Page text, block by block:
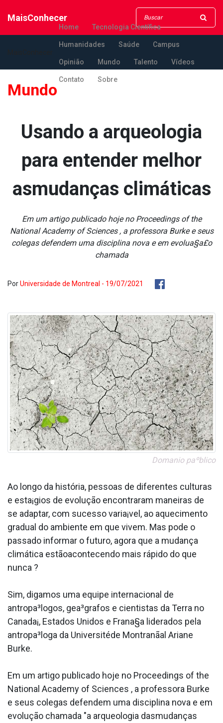
MaisConhecer
Home Tecnologia Científica
Humanidades Saúde Campus
Opinião Mundo Talento Vídeos
Contato Sobre
Mundo
Usando a arqueologia
para entender melhor
asmudanças climáticas
Em um artigo publicado hoje no Proceedings of the
National Academy of Sciences , a professora Burke e seus
colegas defendem uma disciplina nova e em evolua§a£o
chamada
PorUniversidade de Montreal - 19/07/2021
Doma­nio paºblico
Ao longo da história, pessoas de diferentes culturas
e esta¡gios de evolução encontraram maneiras de
se adaptar, com sucesso varia¡vel, ao aquecimento
gradual do ambiente em que vivem. Mas pode o
passado informar o futuro, agora que a mudança
climática estãoacontecendo mais rápido do que
nunca ?
Sim, digamos uma equipe internacional de
antropa³logos, gea³grafos e cientistas da Terra no
Canada¡, Estados Unidos e Frana§a liderados pela
antropa³loga da Universitéde Montranãal Ariane
Burke.
Em um artigo publicado hoje no Proceedings of the
National Academy of Sciences , a professora Burke
e seus colegas defendem uma disciplina nova e em
evolução chamada "a arqueologia dasmudanças